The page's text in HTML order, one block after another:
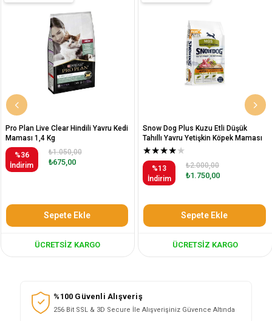
Pro Plan Live Clear Hindili Yavru Kedi
Maması 1,4 Kg
%36
İndirim
₺675,00
₺1.050,00
Sepete Ekle
ÜCRETSIZ KARGO
Snow Dog Plus Kuzu Etli Düşük
Tahıllı Yavru Yetişkin Köpek Maması
12 Kg
★★★★★
%13
İndirim
₺1.750,00
₺2.000,00
Sepete Ekle
ÜCRETSIZ KARGO
%100 Güvenli Alışveriş
256 Bit SSL & 3D Secure İle Alışverişiniz Güvence Altında